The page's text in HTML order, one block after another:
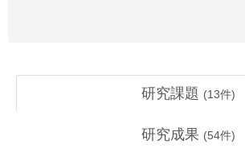
研究課題 (13件)
研究成果 (54件)